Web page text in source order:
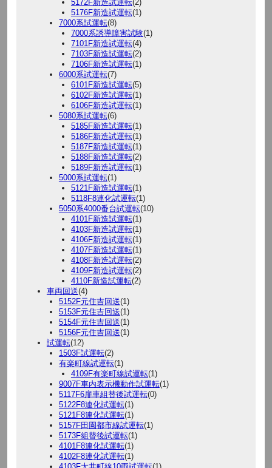
5172F新造試運転(2)
5176F新造試運転(1)
7000系試運転(8)
7000系誘導障害試験(1)
7101F新造試運転(4)
7103F新造試運転(2)
7106F新造試運転(1)
6000系試運転(7)
6101F新造試運転(5)
6102F新造試運転(1)
6106F新造試運転(1)
5080系試運転(6)
5185F新造試運転(1)
5186F新造試運転(1)
5187F新造試運転(1)
5188F新造試運転(2)
5189F新造試運転(1)
5000系試運転(1)
5121F新造試運転(1)
5118F8連化試運転(1)
5050系4000番台試運転(10)
4101F新造試運転(1)
4103F新造試運転(1)
4106F新造試運転(1)
4107F新造試運転(1)
4108F新造試運転(2)
4109F新造試運転(2)
4110F新造試運転(2)
車両回送(4)
5152F元住吉回送(1)
5153F元住吉回送(1)
5154F元住吉回送(1)
5156F元住吉回送(1)
試運転(12)
1503F試運転(2)
有楽町線試運転(1)
4109F有楽町線試運転(1)
9007F車内表示機動作試運転(1)
5117F6扉車組替後試運転(0)
5122F8連化試運転(1)
5121F8連化試運転(1)
5157F田園都市線試運転(1)
5173F組替後試運転(1)
4101F8連化試運転(1)
4102F8連化試運転(1)